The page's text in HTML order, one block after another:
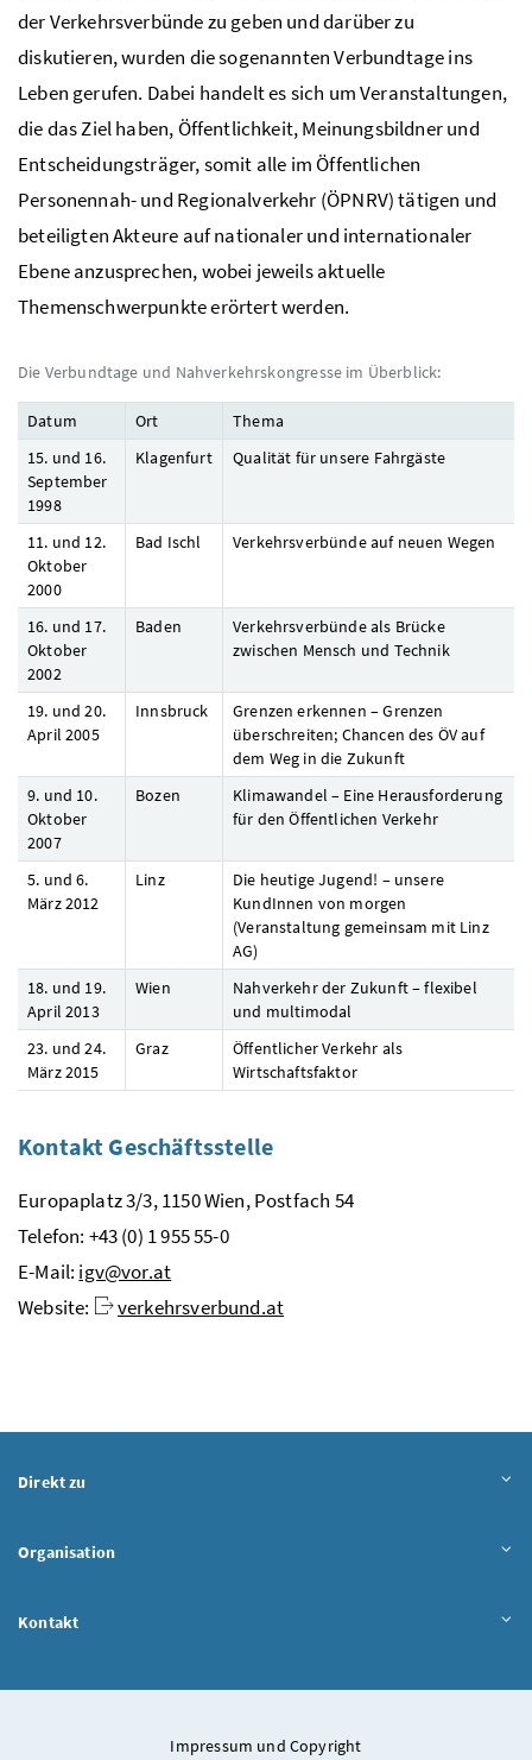
der Verkehrsverbünde zu geben und darüber zu
diskutieren, wurden die sogenannten Verbundtage ins
Leben gerufen. Dabei handelt es sich um Veranstaltungen,
die das Ziel haben, Öffentlichkeit, Meinungsbildner und
Entscheidungsträger, somit alle im Öffentlichen
Personennah- und Regionalverkehr (ÖPNRV) tätigen und
beteiligten Akteure auf nationaler und internationaler
Ebene anzusprechen, wobei jeweils aktuelle
Themenschwerpunkte erörtert werden.
Die Verbundtage und Nahverkehrskongresse im Überblick:
Datum Ort
Thema
15. und 16.
September
1998
Klagenfurt Qualität für unsere Fahrgäste
11. und 12.
Oktober
2000
Bad Ischl Verkehrsverbünde auf neuen Wegen
16. und 17.
Oktober
2002
Baden
Verkehrsverbünde als Brücke
zwischen Mensch und Technik
19. und 20.
April 2005
Innsbruck
Grenzen erkennen – Grenzen
überschreiten; Chancen des ÖV auf
dem Weg in die Zukunft
9. und 10.
Oktober
2007
Bozen
Klimawandel – Eine Herausforderung
für den Öffentlichen Verkehr
5. und 6.
März 2012
Linz
Die heutige Jugend! – unsere
KundInnen von morgen
(Veranstaltung gemeinsam mit Linz
AG)
18. und 19.
April 2013
Wien
Nahverkehr der Zukunft – flexibel
und multimodal
23. und 24.
März 2015
Graz
Öffentlicher Verkehr als
Wirtschaftsfaktor
Kontakt Geschäftsstelle
Europaplatz 3/3, 1150 Wien, Postfach 54
Telefon: +43 (0) 1 955 55-0
E-Mail: igv@vor.at
Website: verkehrsverbund.at
Direkt zu
Organisation
Kontakt
Impressum und Copyright